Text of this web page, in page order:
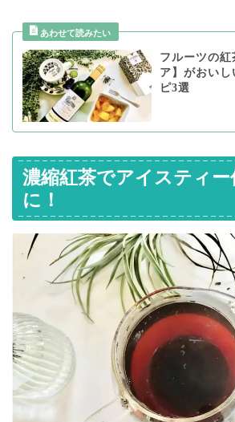
フルーツの紅
ア】がおい
ピ3選
濃縮紅茶でアイスティ
に！